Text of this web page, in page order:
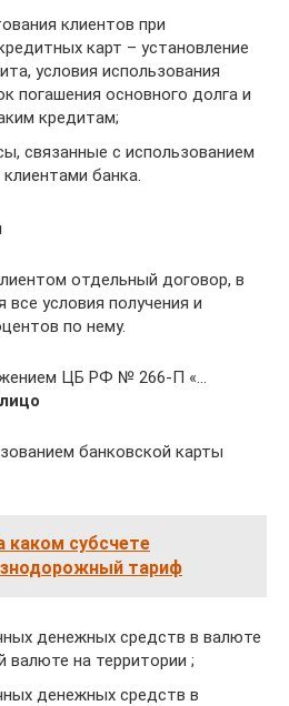
клиентов при
карт – установление
условия использования
погашения основного долга и
кредитам;
связанные с использованием
банка.
отдельный договор, в
условия получения и
по нему.
ЦБ РФ № 266-П «…
банковской карты
каком субсчете
тариф
денежных средств в валюте
валюте на территории ;
денежных средств в